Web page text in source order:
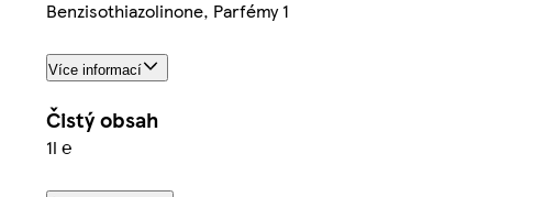
Benzisothiazolinone, Parfémy 1
Více informací
Čistý obsah
1l ℮